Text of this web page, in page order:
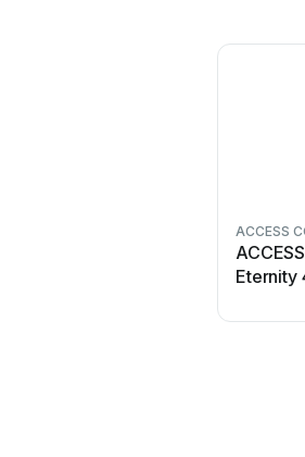
ACCESS
Eternity